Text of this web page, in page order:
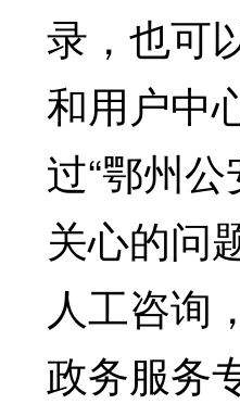
录，也可
和用户中
过“鄂州
关心的问
人工咨询
政务服务